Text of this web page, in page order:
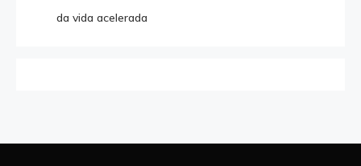
da vida acelerada